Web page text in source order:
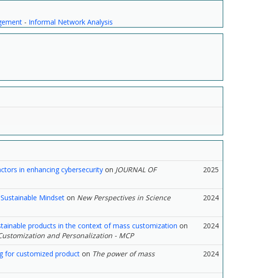
- Informal Network Analysis
in enhancing cybersecurityon JOURNAL OF
2025
Mindseton New Perspectives in Science
2024
products in the context of mass customization on
and Personalization - MCP
2024
for customized producton The power of mass
2024